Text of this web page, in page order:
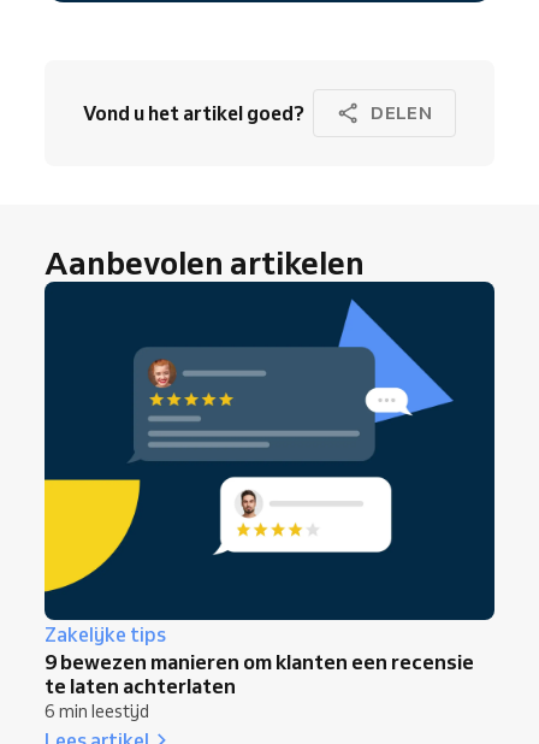
Vond u het artikel goed? DELEN
Aanbevolen artikelen
Zakelijke tips
9 bewezen manieren om klanten een recensie
te laten achterlaten
6 min leestijd